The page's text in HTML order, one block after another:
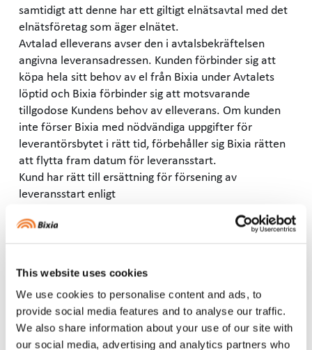
This website uses cookies
We use cookies to personalise content and ads, to
provide social media features and to analyse our traffic.
We also share information about your use of our site with
our social media, advertising and analytics partners who
samtidigt att denne har ett giltigt elnätsavtal med det
elnätsföretag som äger elnätet.
Avtalad elleverans avser den i avtalsbekräftelsen
angivna leveransadressen. Kunden förbinder sig att
köpa hela sitt behov av el från Bixia under Avtalets
löptid och Bixia förbinder sig att motsvarande
tillgodose Kundens behov av elleverans. Om kunden
inte förser Bixia med nödvändiga uppgifter för
leverantörsbytet i rätt tid, förbehåller sig Bixia rätten
att flytta fram datum för leveransstart.
Kund har rätt till ersättning för försening av
leveransstart enligt
kunden säger upp Avtalet, där sådan är möjlig, innan
enligt Avtalet.
5. Skatter och avgifter
Lagstadgade skatter och avgifter kommer att tas ut till